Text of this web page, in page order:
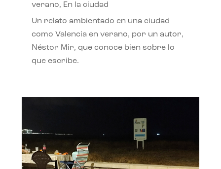
verano, En la ciudad
Un relato ambientado en una ciudad
como Valencia en verano, por un autor,
Néstor Mir, que conoce bien sobre lo
que escribe.